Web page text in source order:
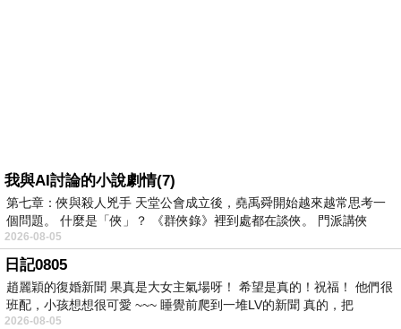
我與AI討論的小說劇情(7)
第七章：俠與殺人兇手 天堂公會成立後，堯禹舜開始越來越常思考一
個問題。 什麼是「俠」？ 《群俠錄》裡到處都在談俠。 門派講俠
2026-08-05
日記0805
趙麗穎的復婚新聞 果真是大女主氣場呀！ 希望是真的！祝福！ 他們很
班配，小孩想想很可愛 ~~~ 睡覺前爬到一堆LV的新聞 真的，把
2026-08-05